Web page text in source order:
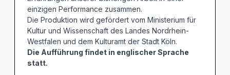
einzigen Performance zusammen.
Die Produktion wird gefördert vom Ministerium für
Kultur und Wissenschaft des Landes Nordrhein-
Westfalen und dem Kulturamt der Stadt Köln.
Die Aufführung findet in englischer Sprache
statt.